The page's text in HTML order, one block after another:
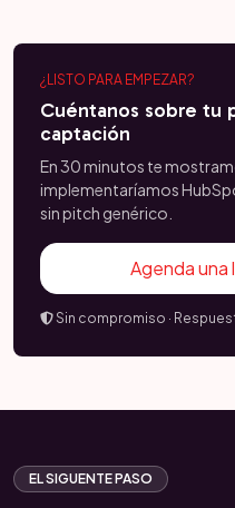
¿LISTO PARA EMPEZAR?
Cuéntanos sobre tu
captación
En 30 minutos te
implementaríamos
sin pitch genérico.
Agenda una
Sin compromiso ·
EL SIGUENTE PASO